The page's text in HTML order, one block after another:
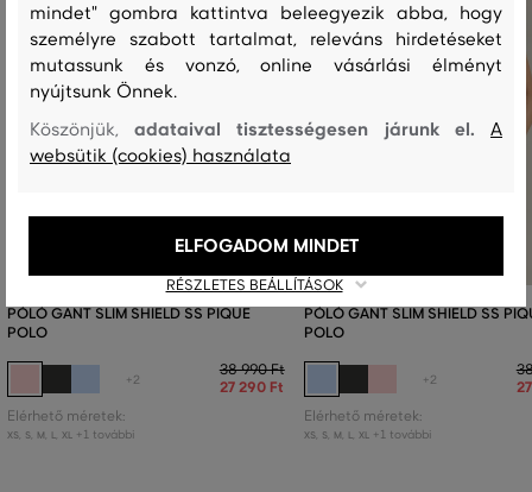
PÓLÓ GANT SLIM SHIELD SS PIQUE
POLO
+2
38 990 Ft
27 290 Ft
Elérhető méretek:
XS S M L XL +1 további
PÓLÓ GANT SLIM SHIELD SS
POLO
+2
Elérhető méretek:
XS S M L XL +1 további
mindet" gombra kattintva beleegyezik abba, hogy
személyre szabott tartalmat, releváns hirdetéseket
mutassunk és vonzó, online vásárlási élményt
nyújtsunk Önnek.
Köszönjük,adataival tisztességesen járunk el.A
websütik (cookies) használata
RÉSZLETES BEÁLLÍTÁSOK
ELFOGADOM MINDET